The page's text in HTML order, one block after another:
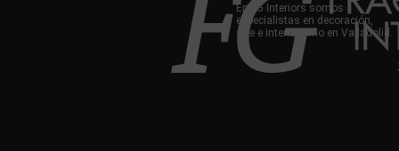
En FG Interiors somos
especialistas en decoración,
arte e interiorismo en Valladolid.